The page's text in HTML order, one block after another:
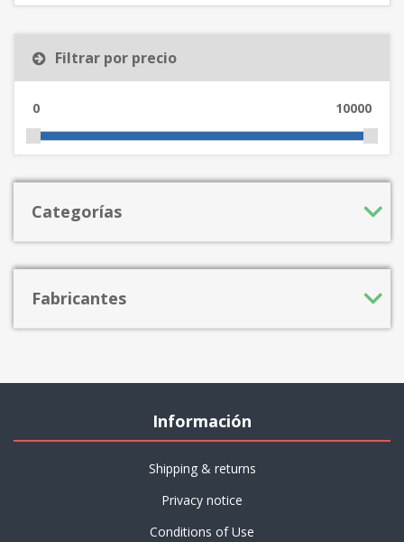
Filtrar por precio
0 10000
Categorías
Fabricantes
Información
Shipping & returns
Privacy notice
Conditions of Use